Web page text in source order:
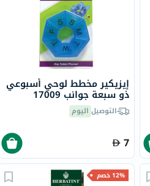
إيزيكير مخطط لوحي أسبوعي
ذو سبعة جوانب 17009
التوصيل اليوم
7
12% خصم